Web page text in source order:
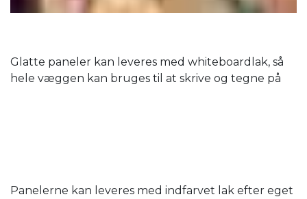
Glatte paneler kan leveres med whiteboardlak, så
hele væggen kan bruges til at skrive og tegne på
Panelerne kan leveres med indfarvet lak efter eget